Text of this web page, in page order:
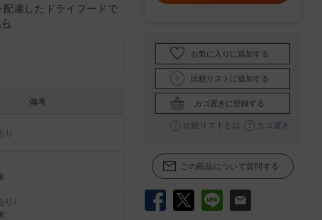
慮したドライフードで
備考
り
り/
お気に入りに追加する
比較リストに追加する
カゴ置きに登録する
比較リストとは カゴ置き
この商品について質問する
Facebook LINE